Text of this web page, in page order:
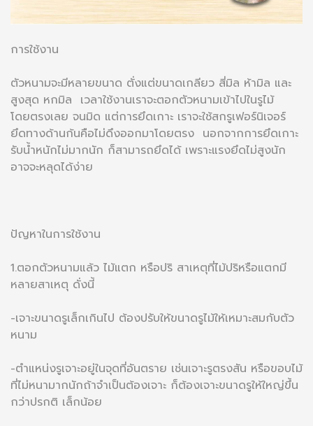
การใช้งาน
ตัวหนามจะมีหลายขนาด ตั่งแต่ขนาดเกลียว สี่มิล ห้ามิล และ
สูงสุด หกมิล เวลาใช้งานเราจะตอกตัวหนามเข้าไปในรูไม้
โดยตรงเลย จนมิด แต่การยึดเกาะ เราจะใช้สกรูเฟอร์นิเจอร์
ยึดทางด้านก้นคือไม่ดึงออกมาโดยตรง นอกจากการยึดเกาะ
รับน้ำหนักไม่มากนัก ก็สามารถยึดได้ เพราะแรงยึดไม่สูงนัก
อาจจะหลุดได้ง่าย
ปัญหาในการใช้งาน
1.ตอกตัวหนามแล้ว ไม้แตก หรือปริ สาเหตุที่ไม้ปริหรือแตกมี
หลายสาเหตุ ดั่งนี้
-เจาะขนาดรูเล็กเกินไป ต้องปรับให้ขนาดรูไม้ให้เหมาะสมกับตัว
หนาม
-ตำแหน่งรูเจาะอยู่ในจุดที่อันตราย เช่นเจาะรูตรงสัน หรือขอบไม้
ที่ไม่หนามากนักถ้าจำเป็นต้องเจาะ ก็ต้องเจาะขนาดรูให้ใหญ่ขึ้น
กว่าปรกติ เล็กน้อย